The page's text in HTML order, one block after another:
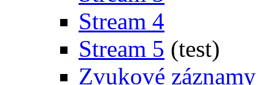
Stream 4
Stream 5 (test)
Zvukové záznamy